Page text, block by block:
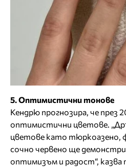
5. Оптимистични тонове
Кендрю прогнозира, че през
оптимистични цветове.
цветове като тюркоазено,
сочно червено ще
оптимизъм и радост“, казва